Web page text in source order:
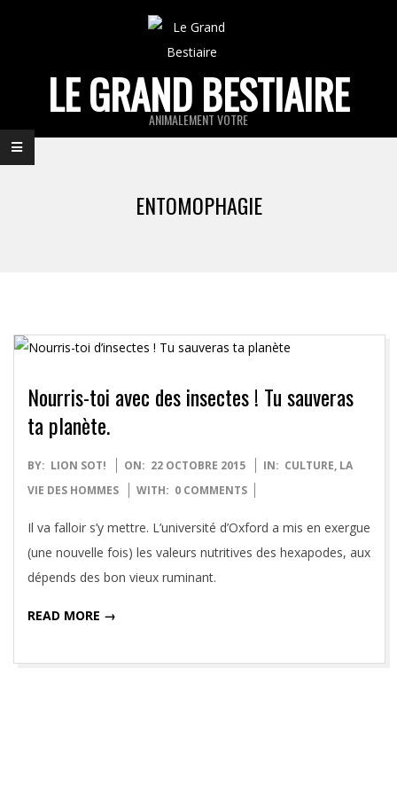
LE GRAND BESTIAIRE
ANIMALEMENT VOTRE
Primary
ENTOMOPHAGIE
Nourris-toi avec des insectes ! Tu sauveras
ta planète.
2015-
10-
BY: LION SOT! ON: 22 OCTOBRE 2015 IN: CULTURE, LA
VIE DES HOMMES
WITH: 0 COMMENTS
Il va falloir s’y mettre. L’université d’Oxford a mis en exergue
(une nouvelle fois) les valeurs nutritives des hexapodes, aux
dépends des bon vieux ruminant.
READ MORE →